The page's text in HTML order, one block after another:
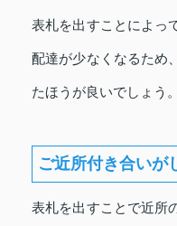
表札を出すことによっ
配達が少なくなるため
たほうが良いでしょう。
ご近所付き合いが
表札を出すことで近所